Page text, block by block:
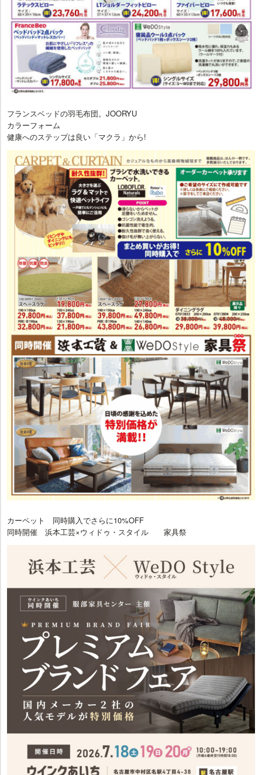
フランスベッドの羽毛布団。JOORYU
カラーフォーム
健康へのステップは良い「マクラ」から!
カーペット 同時購入でさらに10%OFF
同時開催 浜本工芸×ウィドゥ・スタイル 家具祭